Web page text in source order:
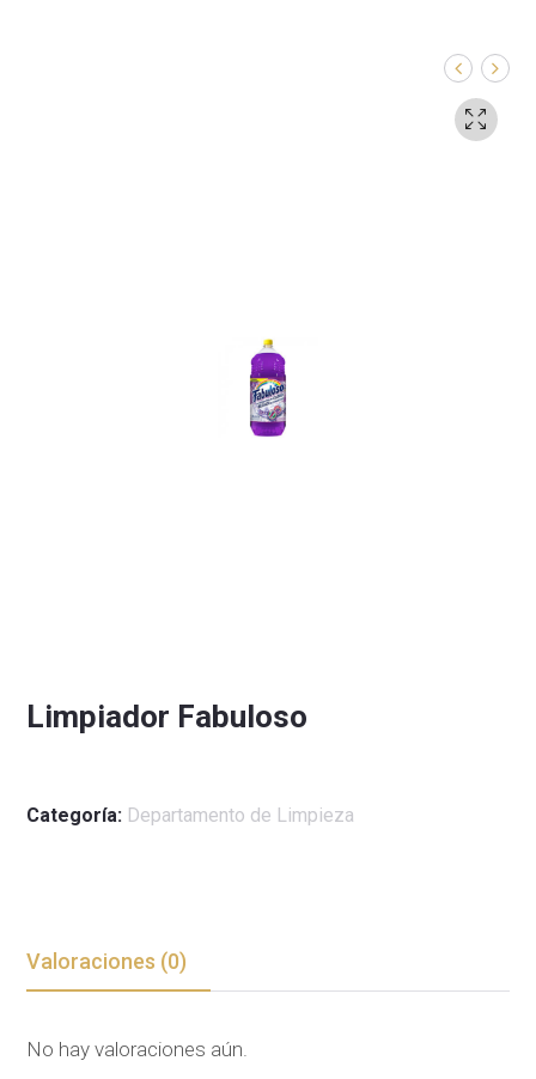
Limpiador Fabuloso
Categoría: Departamento de Limpieza
Valoraciones (0)
No hay valoraciones aún.